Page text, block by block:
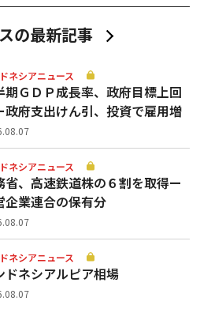
の最新記事
ネシアニュース
期ＧＤＰ成長率、政府目標上回
政府支出けん引、投資で雇用増
ネシアニュース
省、高速鉄道株の６割を取得ー
企業連合の保有分
ネシアニュース
ドネシアルピア相場